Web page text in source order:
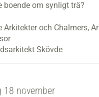
boende om synligt trä?
Arkitekter och Chalmers,
Skövde​
november